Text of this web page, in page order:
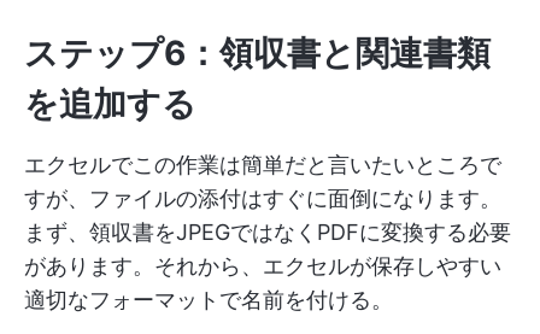
ステップ6：領収書と関連書類
を追加する
エクセルでこの作業は簡単だと言いたいところで
すが、ファイルの添付はすぐに面倒になります。
まず、領収書をJPEGではなくPDFに変換する必要
があります。それから、エクセルが保存しやすい
適切なフォーマットで名前を付ける。